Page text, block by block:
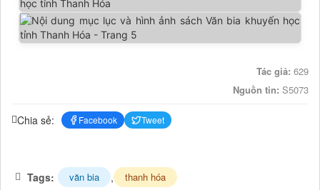
Tác giả: 629
Nguồn tin: S5073
Chia sẻ: Facebook Tweet
Tags: văn bia , thanh hóa